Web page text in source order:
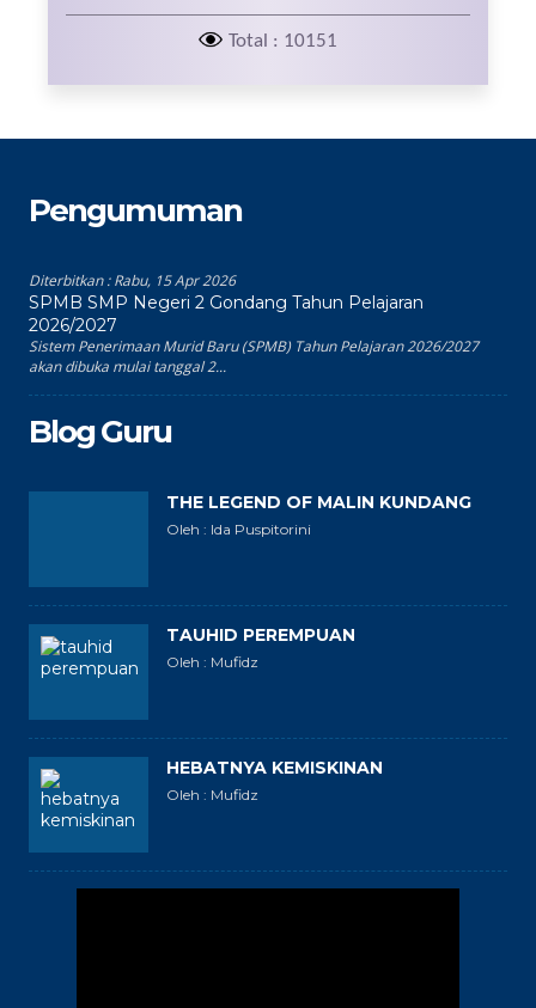
Total : 10151
Pengumuman
Diterbitkan :Rabu, 15 Apr 2026
SPMB SMP Negeri 2 Gondang Tahun Pelajaran
2026/2027
Sistem Penerimaan Murid Baru (SPMB) Tahun Pelajaran 2026/2027
akan dibuka mulai tanggal 2...
Blog Guru
THE LEGEND OF MALIN KUNDANG
Oleh : Ida Puspitorini
TAUHID PEREMPUAN
Oleh : Mufidz
HEBATNYA KEMISKINAN
Oleh : Mufidz